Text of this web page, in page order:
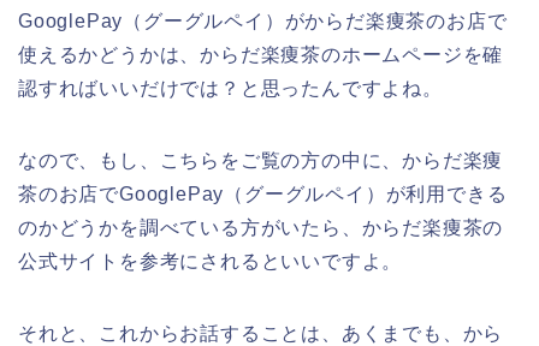
GooglePay（グーグルペイ）がからだ楽痩茶のお店で
使えるかどうかは、からだ楽痩茶のホームページを確
認すればいいだけでは？と思ったんですよね。
なので、もし、こちらをご覧の方の中に、からだ楽痩
茶のお店でGooglePay（グーグルペイ）が利用できる
のかどうかを調べている方がいたら、からだ楽痩茶の
公式サイトを参考にされるといいですよ。
それと、これからお話することは、あくまでも、から